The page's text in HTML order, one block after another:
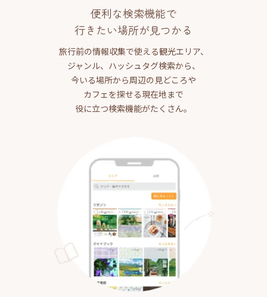
便利な検索機能で
行きたい場所が見つかる
旅行前の情報収集で使える観光エリア、
ジャンル、ハッシュタグ検索から、
今いる場所から周辺の見どころや
カフェを探せる現在地まで
役に立つ検索機能がたくさん。